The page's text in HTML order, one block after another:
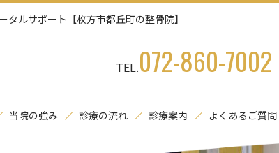
ルサポート【枚方市都丘町の整骨院】
TEL.072-860-7002
当院の強み 診療の流れ 診療案内 よくあるご質問